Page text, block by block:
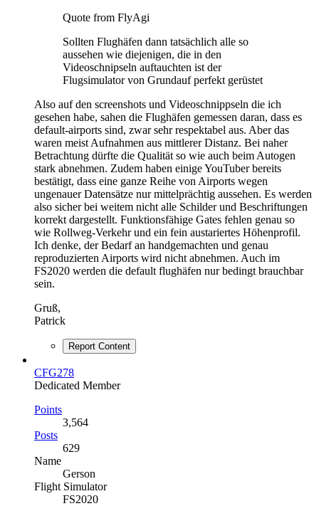
Quote from FlyAgi
Sollten Flughäfen dann tatsächlich alle so
aussehen wie diejenigen, die in den
Videoschnipseln auftauchten ist der
Flugsimulator von Grundauf perfekt gerüstet
Also auf den screenshots und Videoschnippseln die ich
gesehen habe, sahen die Flughäfen gemessen daran, dass es
default-airports sind, zwar sehr respektabel aus. Aber das
waren meist Aufnahmen aus mittlerer Distanz. Bei naher
Betrachtung dürfte die Qualität so wie auch beim Autogen
stark abnehmen. Zudem haben einige YouTuber bereits
bestätigt, dass eine ganze Reihe von Airports wegen
ungenauer Datensätze nur mittelprächtig aussehen. Es werden
also sicher bei weitem nicht alle Schilder und Beschriftungen
korrekt dargestellt. Funktionsfähige Gates fehlen genau so
wie Rollweg-Verkehr und ein fein austariertes Höhenprofil.
Ich denke, der Bedarf an handgemachten und genau
reproduzierten Airports wird nicht abnehmen. Auch im
FS2020 werden die default flughäfen nur bedingt brauchbar
sein.
Gruß,
Patrick
Report Content
CFG278
Dedicated Member
Points
3,564
Posts
629
Name
Gerson
Flight Simulator
FS2020